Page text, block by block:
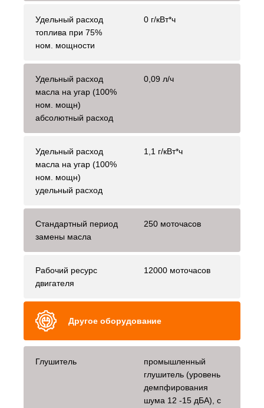
Удельный расход
топлива при 75%
ном. мощности
0 г/кВт*ч
Удельный расход
масла на угар (100%
ном. мощн)
абсолютный расход
0,09 л/ч
Удельный расход
масла на угар (100%
ном. мощн)
удельный расход
1,1 г/кВт*ч
Стандартный период
замены масла
250 моточасов
Рабочий ресурс
двигателя
12000 моточасов
Другое оборудование
Глушитель
промышленный
глушитель (уровень
демпфирования
шума 12 -15 дБА), с